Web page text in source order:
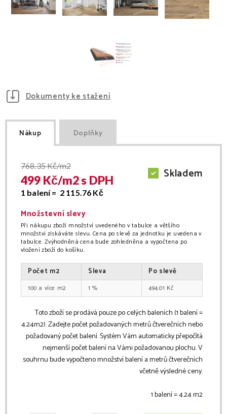
Dokumenty ke stažení
Nákup Doplňky
768.35Kč/m2
499 Kč/m2s DPH
1 balení = 2 115.76 Kč
Skladem
Množstevní slevy
Při nákupu zboží množství uvedeného v tabulce a většího
množství získáváte slevu. Cena po slevě za jednotku je uvedena v
tabulce. Zvýhodněná cena bude zohledněna a vypočtena po
vložení zboží do košíku.
Počet m2 Sleva Po slevě
100 m2 1 % 494.01 Kč
Toto zboží se prodává pouze po celých baleních (1 balení =
4.24m2). Zadejte počet požadovaných metrů čtverečních nebo
požadovaný počet balení. Systém Vám automaticky přepočítá
nejmenší počet balení na Vámi požadovanou plochu. V
souhrnu bude vypočteno množství balení a metrů čtverečních
včetně výsledné ceny.
1 balení =4.24m2